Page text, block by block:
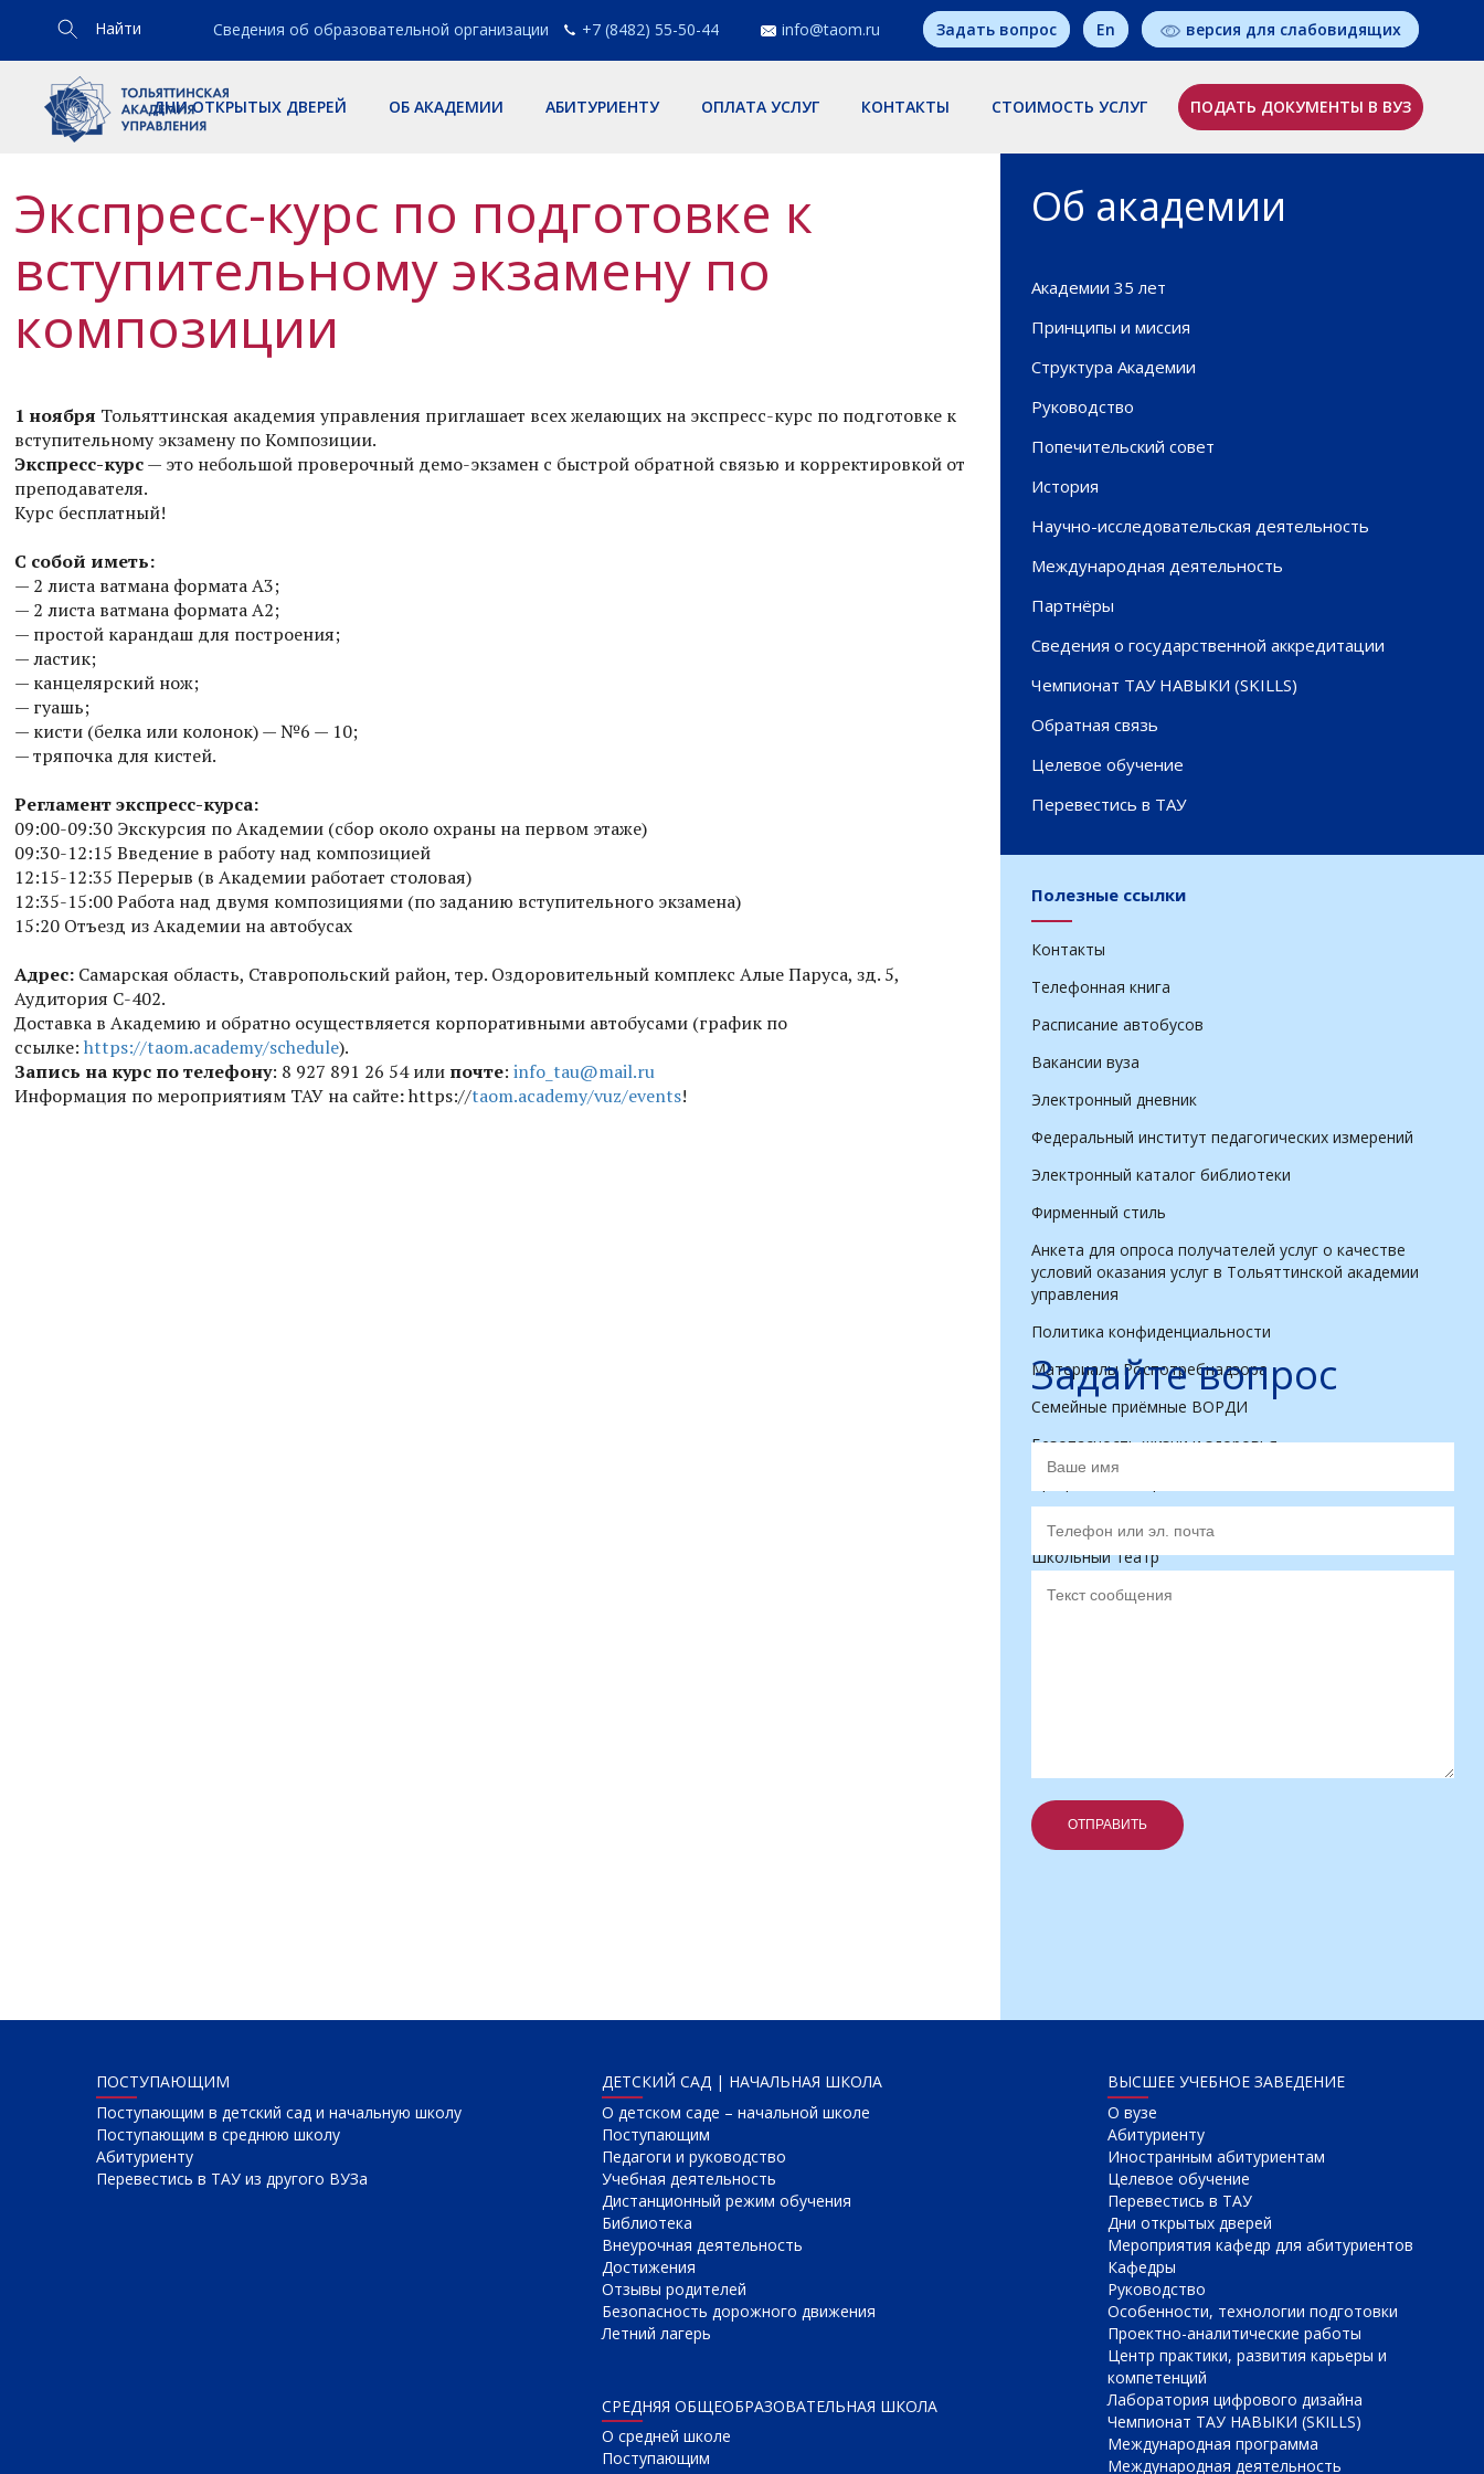
Найти Сведения об образовательной организации +7 (8482) 55-50-44 info@taom.ru Задать вопрос En версия для слабовидящих
ДНИ ОТКРЫТЫХ ДВЕРЕЙ ОБ АКАДЕМИИ АБИТУРИЕНТУ ОПЛАТА УСЛУГ КОНТАКТЫ СТОИМОСТЬ УСЛУГ ПОДАТЬ ДОКУМЕНТЫ В ВУЗ
Экспресс-курс по подготовке к
вступительному экзамену по
композиции
1 ноября Тольяттинская академия управления приглашает всех желающих на экспресс-курс по подготовке к
вступительному экзамену по Композиции.
Экспресс-курс— это небольшой проверочный демо-экзамен с быстрой обратной связью и корректировкой от
преподавателя.
Курс бесплатный!
С собой иметь:
— 2 листа ватмана формата А3;
— 2 листа ватмана формата А2;
— простой карандаш для построения;
— ластик;
— канцелярский нож;
— гуашь;
— кисти (белка или колонок) — №6 — 10;
— тряпочка для кистей.
Регламент экспресс-курса:
09:00-09:30 Экскурсия по Академии (сбор около охраны на первом этаже)
09:30-12:15 Введение в работу над композицией
12:15-12:35 Перерыв (в Академии работает столовая)
12:35-15:00 Работа над двумя композициями (по заданию вступительного экзамена)
15:20 Отъезд из Академии на автобусах
Адрес: Самарская область, Ставропольский район, тер. Оздоровительный комплекс Алые Паруса, зд. 5,
Аудитория С-402.
Доставка в Академию и обратно осуществляется корпоративными автобусами (график по
ссылке: https://taom.academy/schedule).
Запись на курс по телефону: 8 927 891 26 54 или почте: info_tau@mail.ru
Информация по мероприятиям ТАУ на сайте:​​https://taom.academy/vuz/events!
Об академии
Академии 35 лет
Принципы и миссия
Структура Академии
Руководство
Попечительский совет
История
Научно-исследовательская деятельность
Международная деятельность
Партнёры
Сведения о государственной аккредитации
Чемпионат ТАУ НАВЫКИ (SKILLS)
Обратная связь
Целевое обучение
Перевестись в ТАУ
Полезные ссылки
Контакты
Телефонная книга
Расписание автобусов
Вакансии вуза
Электронный дневник
Федеральный институт педагогических измерений
Электронный каталог библиотеки
Фирменный стиль
Анкета для опроса получателей услуг о качестве
условий оказания услуг в Тольяттинской академии
управления
Политика конфиденциальности
Материалы Роспотребнадзора
Семейные приёмные ВОРДИ
Безопасность жизни и здоровья
Школьный театр
Об ответственности за содействие и участие в
Задайте вопрос
ОТПРАВИТЬ
ПОСТУПАЮЩИМ
Поступающим в детский сад и начальную школу
Поступающим в среднюю школу
Абитуриенту
Перевестись в ТАУ из другого ВУЗа
ДЕТСКИЙ САД | НАЧАЛЬНАЯ ШКОЛА
О детском саде – начальной школе
Поступающим
Педагоги и руководство
Учебная деятельность
Дистанционный режим обучения
Библиотека
Внеурочная деятельность
Достижения
Отзывы родителей
Безопасность дорожного движения
Летний лагерь
СРЕДНЯЯ ОБЩЕОБРАЗОВАТЕЛЬНАЯ ШКОЛА
О cредней школе
Поступающим
ВЫСШЕЕ УЧЕБНОЕ ЗАВЕДЕНИЕ
О вузе
Абитуриенту
Иностранным абитуриентам
Целевое обучение
Перевестись в ТАУ
Дни открытых дверей
Мероприятия кафедр для абитуриентов
Кафедры
Руководство
Особенности, технологии подготовки
Проектно-аналитические работы
Центр практики, развития карьеры и
компетенций
Лаборатория цифрового дизайна
Чемпионат ТАУ НАВЫКИ (SKILLS)
Международная программа
Международная деятельность